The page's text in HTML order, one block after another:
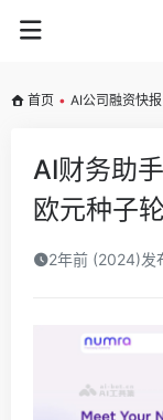
首页 • AI公司融资快报
AI财务助
欧元种子
2年前 (2024)发